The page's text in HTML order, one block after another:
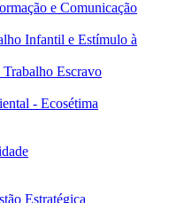
e Comunicação
Infantil e Estímulo à
Escravo
- Ecosétima
Estratégica